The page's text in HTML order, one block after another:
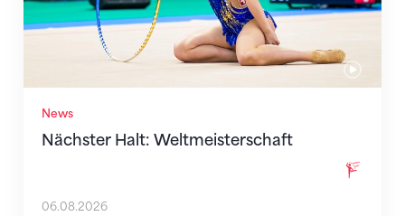
News
Nächster Halt: Weltmeisterschaft
06.08.2026